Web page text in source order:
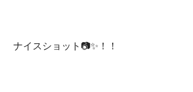
ナイスショット📷✨！！